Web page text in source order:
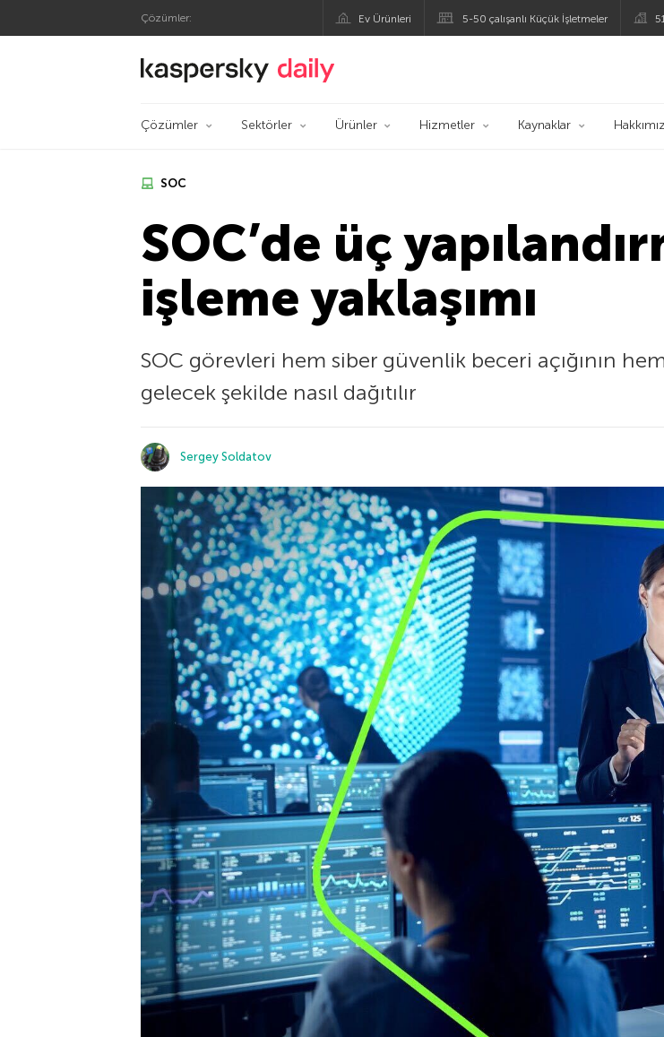
Çözümler: Ev Ürünleri 5-50 çalışanlı Küçük İşletmeler
Kaspersky Resmi Blogu
Çözümler Sektörler Ürünler Hizmetler Kaynaklar
SOC
SOC’de üç
işleme yaklaşımı
SOC görevleri hem siber güvenlik beceri açığının
gelecek şekilde nasıl dağıtılır
Sergey Soldatov